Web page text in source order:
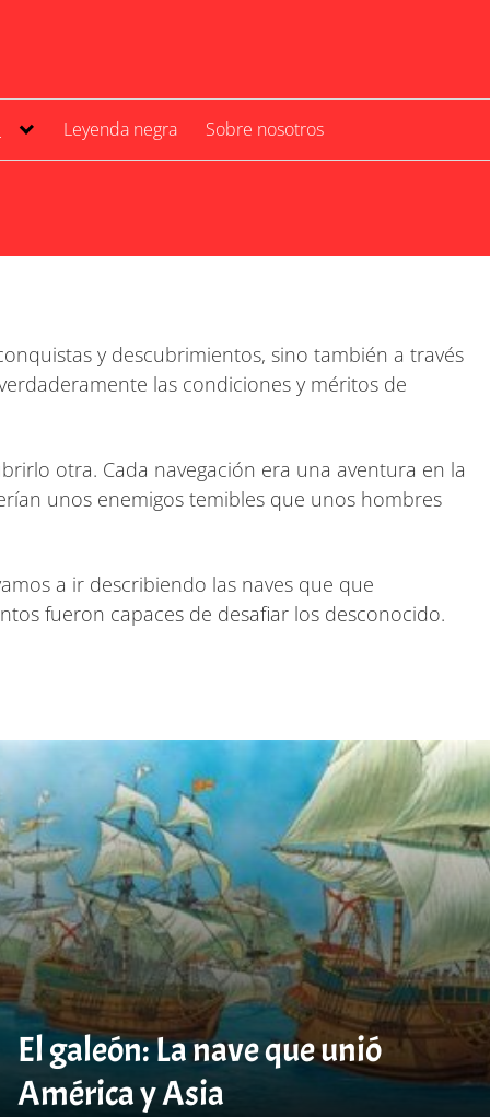
Leyenda negra Sobre nosotros
y descubrimientos, sino también a través
las condiciones y méritos de
otra. Cada navegación era una aventura en la
unos enemigos temibles que unos hombres
a ir describiendo las naves que que
fueron capaces de desafiar los desconocido.
El galeón: La nave que unió
América y Asia